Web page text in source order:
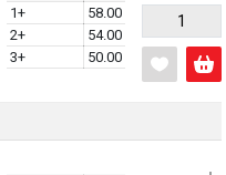
1+
58.00
2+
54.00
3+
50.00